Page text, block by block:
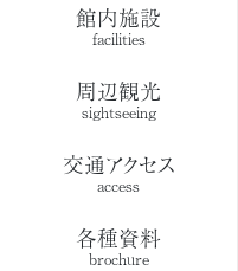
館内施設
facilities
周辺観光
sightseeing
交通アクセス
access
各種資料
brochure